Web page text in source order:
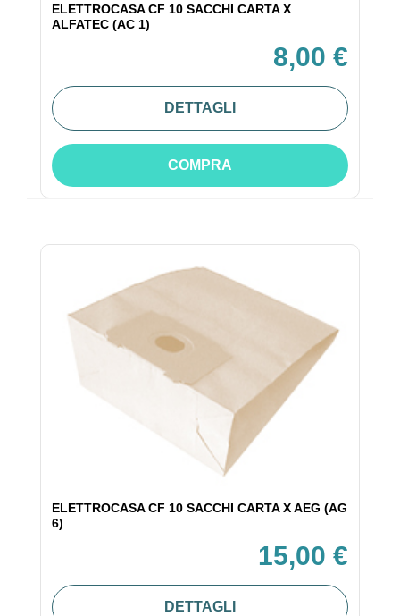
ELETTROCASA CF 10 SACCHI CARTA X
ALFATEC (AC 1)
8,00 €
DETTAGLI
COMPRA
ELETTROCASA CF 10 SACCHI CARTA X AEG (AG
6)
15,00 €
DETTAGLI